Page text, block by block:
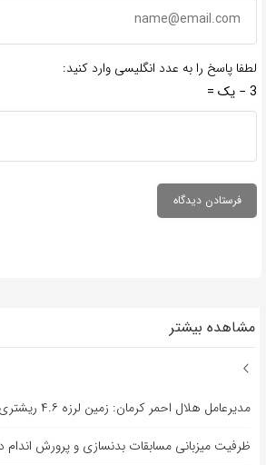
لطفا پاسخ را به عدد انگلیسی وارد کنید:
3 − یک =
مشاهده بیشتر
مدیرعامل هلال احمر کرمان: زمین لرزه ۴.۶ ریشتری گلباف خسارتی نداشت
ظرفیت میزبانی مسابقات بدنسازی و پرورش اندام